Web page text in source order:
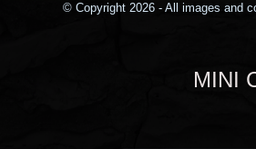
© Copyright 2026 - All images and
MINI